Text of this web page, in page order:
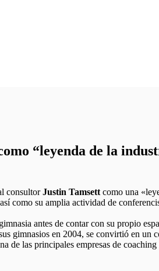
“leyenda de la
consultorJustin Tamsett como una
como su amplia actividad de
antes de contar con su propio
gimnasios en 2004, se convirtió en
de las principales empresas de